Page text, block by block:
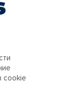
cookie